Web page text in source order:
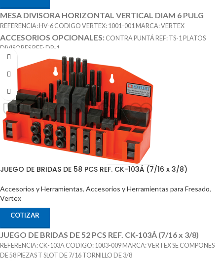
MESA DIVISORA HORIZONTAL VERTICAL DIAM 6 PULG
REFERENCIA: HV-6 CODIGO VERTEX: 1001-001 MARCA: VERTEX
ACCESORIOS OPCIONALES: CONTRA PUNTÁ REF: TS-1 PLATOS
DIVISORES REF: DP-1
JUEGO DE BRIDAS DE 58 PCS REF. CK-103Á (7/16 x 3/8)
Accesorios y Herramientas, Accesorios y Herramientas para Fresado,
Vertex
COTIZAR
JUEGO DE BRIDAS DE 52 PCS REF. CK-103Á (7/16 x 3/8)
REFERENCIA: CK-103A CODIGO: 1003-009 MARCA: VERTEX SE COMPONES
DE 58 PIEZAS T SLOT DE 7/16 TORNILLO DE 3/8